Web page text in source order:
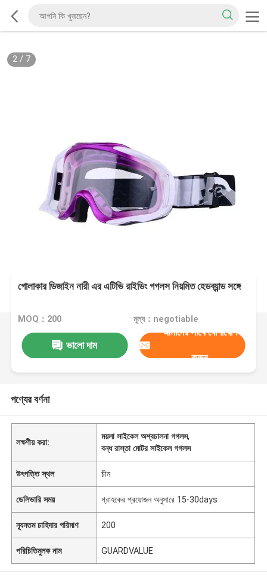
2/ 7
গোলাকার ডিজাইন নারী এর এটিভি রাইডিং গগলস নিয়মিত হেডব্যান্ড সঙ্গে
MOQ：200 মূল্য：negotiable
ভালো দাম
আমাদের সাথে যোগাযোগ
করুন
পণ্যের বর্ণনা
লক্ষণীয় করা:
ময়লা সাইকেল অশ্বচালনা গগলস,
বন্ধ রাস্তা মোটর সাইকেল গগলস
উৎপত্তি স্থল চীন
ডেলিভারি সময় গ্রাহকের প্রয়োজন অনুসারে 15-30days
ন্যূনতম চাহিদার পরিমাণ 200
পরিচিতিমুলক নাম GUARDVALUE